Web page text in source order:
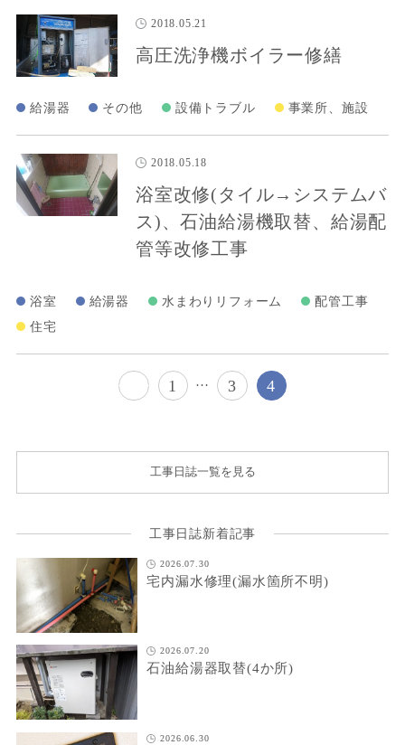
2018.05.21
高圧洗浄機ボイラー修繕
給湯器 その他 設備トラブル 事業所、施設
2018.05.18
浴室改修(タイル→システムバ
ス)、石油給湯機取替、給湯配
管等改修工事
浴室 給湯器 水まわりリフォーム
配管工事
住宅
1 … 3 4
工事日誌一覧を見る
工事日誌新着記事
2026.07.30
宅内漏水修理(漏水箇所不明)
2026.07.20
石油給湯器取替(4か所)
2026.06.30